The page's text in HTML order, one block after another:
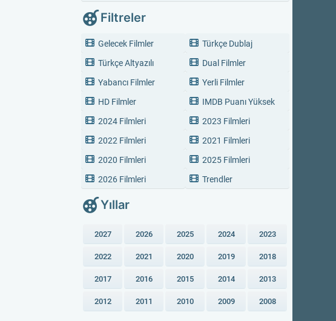
Filtreler
Gelecek Filmler
Türkçe Dublaj
Türkçe Altyazılı
Dual Filmler
Yabancı Filmler
Yerli Filmler
HD Filmler
IMDB Puanı Yüksek
2024 Filmleri
2023 Filmleri
2022 Filmleri
2021 Filmleri
2020 Filmleri
2025 Filmleri
2026 Filmleri
Trendler
Yıllar
2027 2026 2025 2024 2023
2022 2021 2020 2019 2018
2017 2016 2015 2014 2013
2012 2011 2010 2009 2008